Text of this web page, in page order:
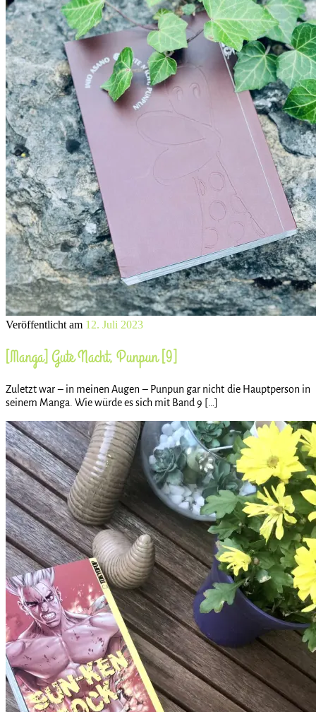
Veröffentlicht am 12. Juli 2023
[Manga] Gute Nacht, Punpun [9]
Zuletzt war – in meinen Augen – Punpun gar nicht die Hauptperson in
seinem Manga. Wie würde es sich mit Band 9 […]